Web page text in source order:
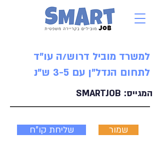
למשרד מוביל דרוש/ה עו"ד
לתחום הנדל"ן עם 3-5 ש"נ
SMARTJOB המגייס:
שליחת קו"ח שמור